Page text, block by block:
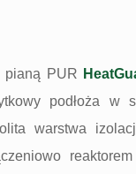
pianą PUR
podłoża w
warstwa